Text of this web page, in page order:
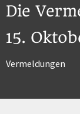
Die
15.
Vermeldungen